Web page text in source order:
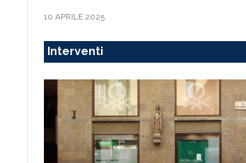
10 APRILE 2025
Interventi